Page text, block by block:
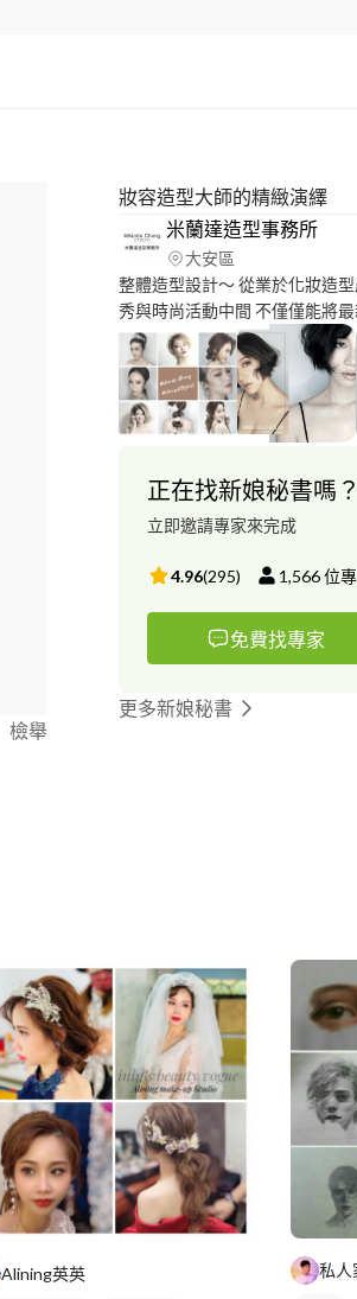
檢舉
妝容造型大師的精緻演繹
米蘭達造型事務所
大安區
整體造型設計～ 從業於化妝造
秀與時尚活動中間 不僅僅能將
中，更能優化您的個人特點，為
型 讓每一位指定米蘭達造型事
型待遇享受 個人形象設計～ 人
別兩個問題，一個是「我可以信
可以尊重這個人嗎？」 形象的
業務也很有可能看起來是保全
第一眼就能讓人家信任與尊重你
正在找新娘秘書嗎？
立即邀請專家來完成
4.96(295) 1,566位
免費找專家
更多新娘秘書
Alining英英 私人